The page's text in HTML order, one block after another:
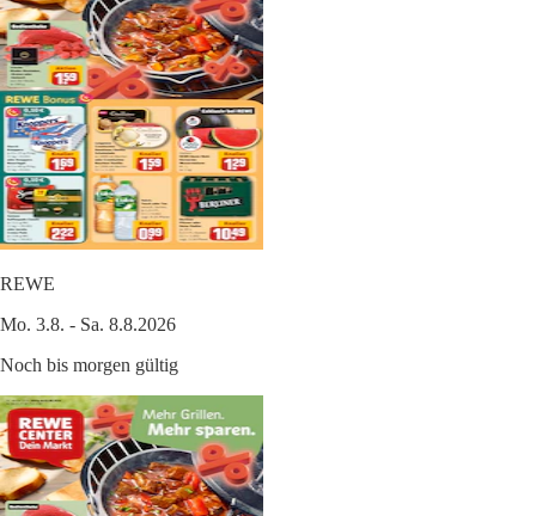
REWE
Mo. 3.8. - Sa. 8.8.2026
Noch bis morgen gültig